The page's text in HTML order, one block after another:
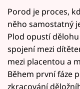
Porod je proces,
něho samostatný
Plod opustí
spojení mezi
mezi placentou a
Během první fáze
zkracování